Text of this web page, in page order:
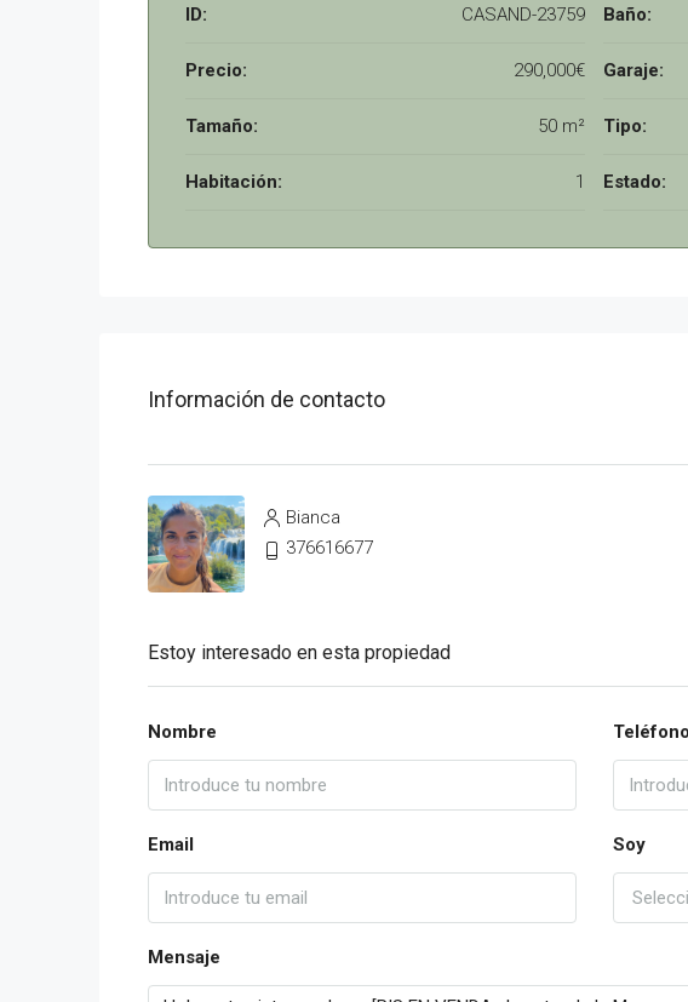
ID: CASAND-23759
Precio: 290,000€
Tamaño: 50 m²
Habitación: 1
Baño:
Garaje:
Tipo:
Estado:
Información de contacto
Bianca
376616677
Estoy interesado en esta propiedad
Nombre Teléfono
Email Soy
Mensaje